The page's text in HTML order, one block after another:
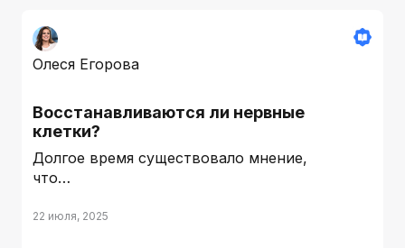
Олеся Егорова
Восстанавливаются ли нервные
клетки?
Долгое время существовало мнение,
что…
22 июля, 2025